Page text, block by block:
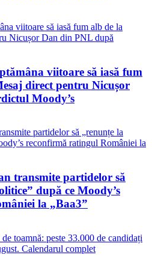
viitoare să iasă fum
direct pentru Nicușor
Moody’s
transmite partidelor să
după ce Moody’s
la „Baa3”